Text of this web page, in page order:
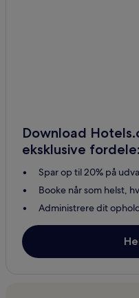
Hoteller i Mahānkāl
Hoteller i Banepa
Hoteller med parkering i
2-Stjernede hoteller i
Download
eksklusive fordele:
Spar op til 20% på
Booke når som helst,
Administrere dit